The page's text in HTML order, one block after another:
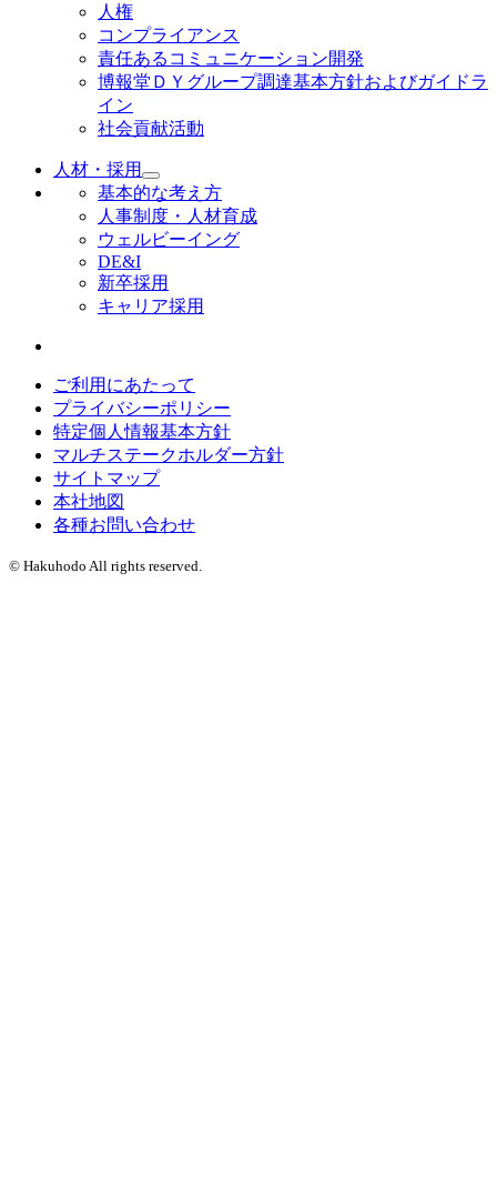
人権
コンプライアンス
責任あるコミュニケーション開発
博報堂ＤＹグループ調達基本方針およびガイドラ
イン
社会貢献活動
人材・採用
基本的な考え方
人事制度・人材育成
ウェルビーイング
DE&I
新卒採用
キャリア採用
ご利用にあたって
プライバシーポリシー
特定個人情報基本方針
マルチステークホルダー方針
サイトマップ
本社地図
各種お問い合わせ
© Hakuhodo All rights reserved.